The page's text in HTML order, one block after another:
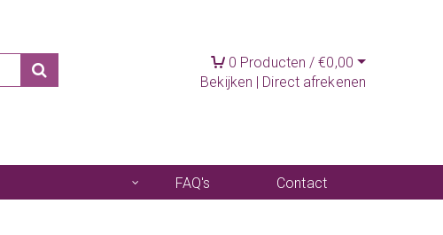
0 Producten /€0,00
Bekijken | Direct afrekenen
FAQ's
Contact